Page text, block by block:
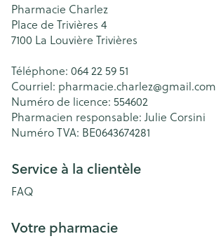
Pharmacie Charlez
Place de Trivières 4
7100 La Louvière Trivières
Téléphone: 064 22 59 51
Courriel: pharmacie.charlez@gmail.com
Numéro de licence: 554602
Pharmacien responsable: Julie Corsini
Numéro TVA: BE0643674281
Service à la clientèle
FAQ
Votre pharmacie